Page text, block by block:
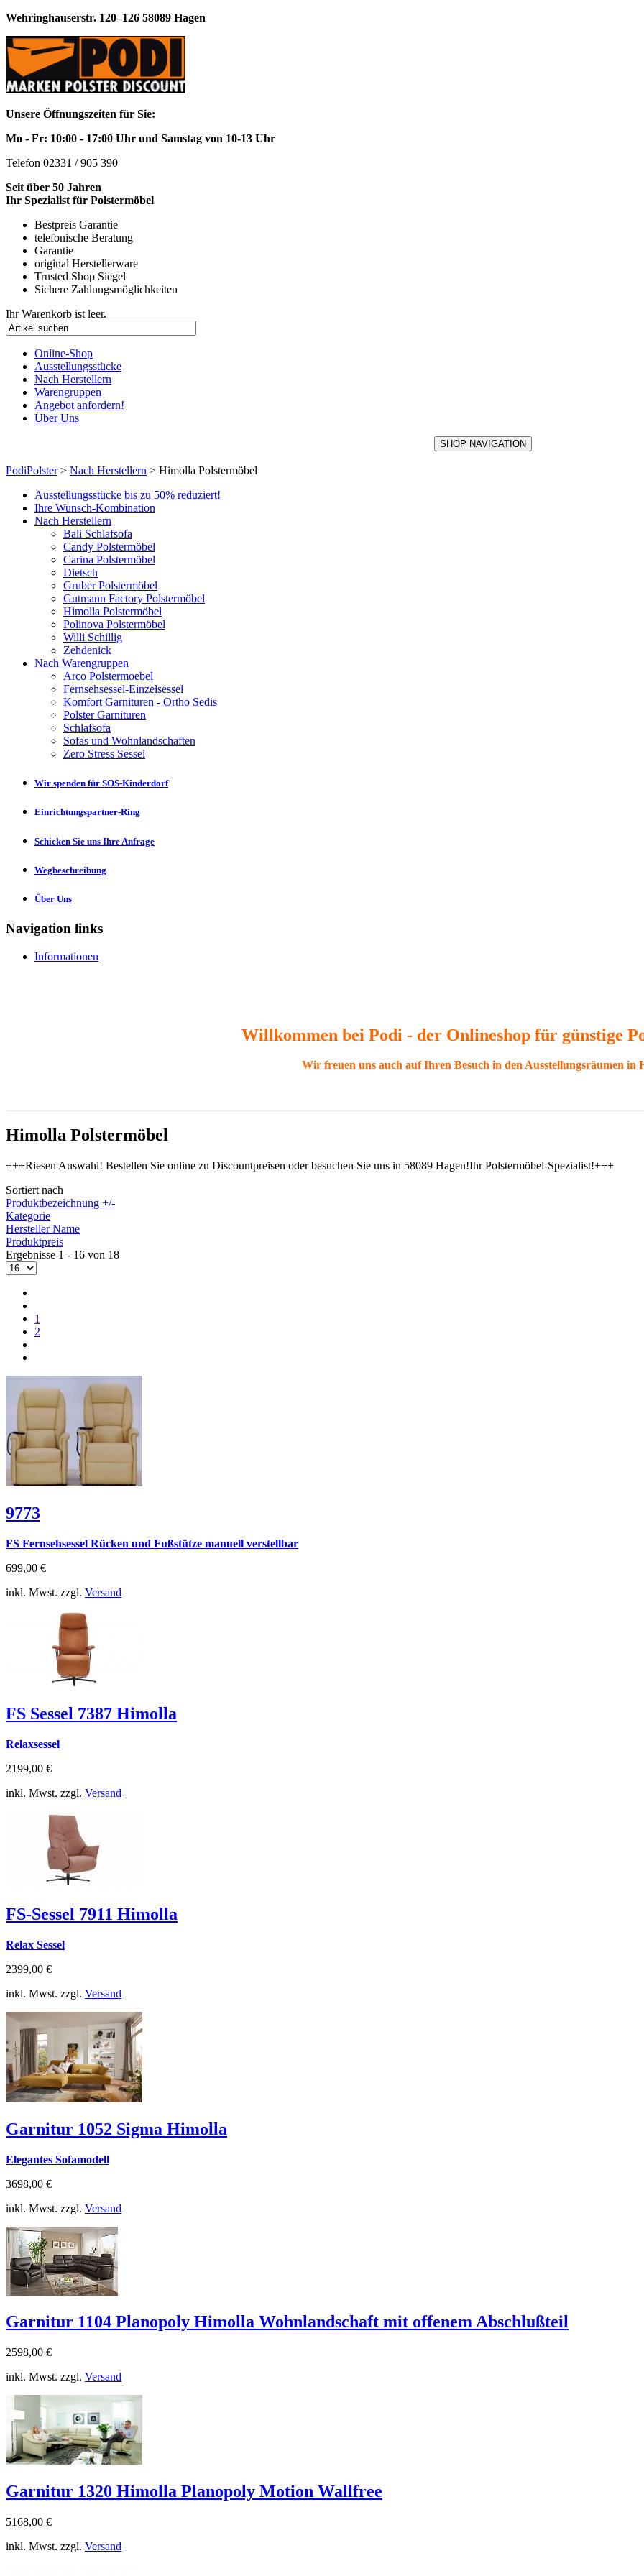
Wehringhauserstr. 120–126 58089 Hagen
Unsere Öffnungszeiten für Sie:
Mo - Fr: 10:00 - 17:00 Uhr und Samstag von 10-13 Uhr
Telefon 02331 / 905 390
Seit über 50 Jahren
Ihr Spezialist für Polstermöbel
Bestpreis Garantie
telefonische Beratung
Garantie
original Herstellerware
Trusted Shop Siegel
Sichere Zahlungsmöglichkeiten
Ihr Warenkorb ist leer.
Online-Shop
Ausstellungsstücke
Nach Herstellern
Warengruppen
Angebot anfordern!
Über Uns
SHOP NAVIGATION
PodiPolster> Nach Herstellern > Himolla Polstermöbel
Ausstellungsstücke bis zu 50% reduziert!
Ihre Wunsch-Kombination
Nach Herstellern
Bali Schlafsofa
Candy Polstermöbel
Carina Polstermöbel
Dietsch
Gruber Polstermöbel
Gutmann Factory Polstermöbel
Himolla Polstermöbel
Polinova Polstermöbel
Willi Schillig
Zehdenick
Nach Warengruppen
Arco Polstermoebel
Fernsehsessel-Einzelsessel
Komfort Garnituren - Ortho Sedis
Polster Garnituren
Schlafsofa
Sofas und Wohnlandschaften
Zero Stress Sessel
Wir spenden für SOS-Kinderdorf
Einrichtungspartner-Ring
Schicken Sie uns Ihre Anfrage
Wegbeschreibung
Über Uns
Navigation links
Informationen
Willkommen bei Podi - der Onlineshop für günstige
Wir freuen uns auch auf Ihren Besuch in den Ausstellungsräumen in
Himolla Polstermöbel
+++Riesen Auswahl! Bestellen Sie online zu Discountpreisen oder besuchen Sie uns in 58089 Hagen!Ihr Polstermöbel-Spezialist!+++
Sortiert nach
Produktbezeichnung +/-
Kategorie
Hersteller Name
Produktpreis
Ergebnisse 1 - 16 von 18
1
2
9773
FS Fernsehsessel Rücken und Fußstütze manuell verstellbar
699,00 €
inkl. Mwst. zzgl. Versand
FS Sessel 7387 Himolla
Relaxsessel
2199,00 €
inkl. Mwst. zzgl. Versand
FS-Sessel 7911 Himolla
Relax Sessel
2399,00 €
inkl. Mwst. zzgl. Versand
Garnitur 1052 Sigma Himolla
Elegantes Sofamodell
3698,00 €
inkl. Mwst. zzgl. Versand
Garnitur 1104 Planopoly Himolla Wohnlandschaft mit offenem Abschlußteil
2598,00 €
inkl. Mwst. zzgl. Versand
Garnitur 1320 Himolla Planopoly Motion Wallfree
5168,00 €
inkl. Mwst. zzgl. Versand